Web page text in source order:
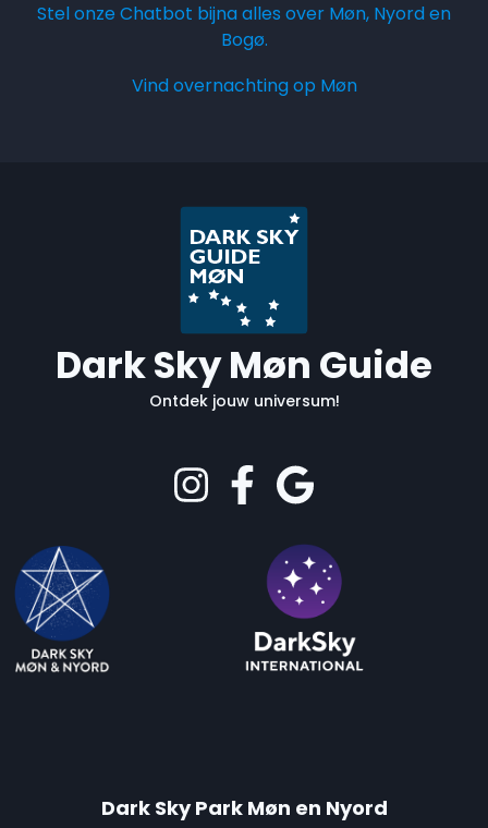
Stel onze Chatbot bijna alles over Møn, Nyord en
Bogø.
Vind overnachting op Møn
Dark Sky Møn Guide
Ontdek jouw universum!
Dark Sky Park Møn en Nyord